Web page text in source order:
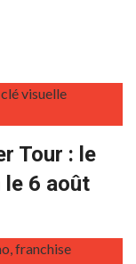
Tour : le
le 6 août